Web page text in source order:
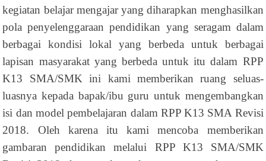
kegiatan belajar mengajar yang diharapkan menghasilkan
pola penyelenggaraan pendidikan yang seragam dalam
berbagai kondisi lokal yang berbeda untuk berbagai
lapisan masyarakat yang berbeda untuk itu dalam RPP
K13 SMA/SMK ini kami memberikan ruang seluas-
luasnya kepada bapak/ibu guru untuk mengembangkan
isi dan model pembelajaran dalam RPP K13 SMA Revisi
2018. Oleh karena itu kami mencoba memberikan
gambaran pendidikan melalui RPP K13 SMA/SMK